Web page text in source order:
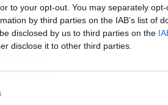
to your opt-out. You may separately
by third parties on the IAB’s list of
disclosed by us to third parties on the
disclose it to other third parties.